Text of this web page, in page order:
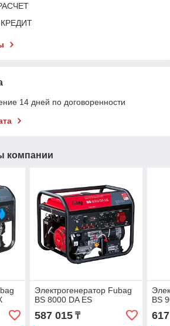
14 дней по договоренности
компании
Электрогенератор Fubag
BS 8000 DA ES
587 015₸
BS